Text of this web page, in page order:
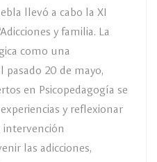
llevó a cabo la XI
y familia. La
como una
pasado 20 de mayo,
en Psicopedagogía se
y reflexionar
intervención
las adicciones,